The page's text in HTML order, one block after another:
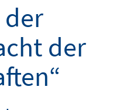
der
der